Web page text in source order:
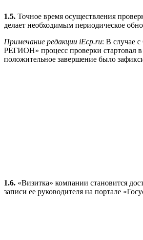
1.5. Точное время осуществления
делает необходимым периодическое
Примечание редакции iEcp.ru: В случае
РЕГИОН» процесс проверки стартовал в
положительное завершение было
1.6. «Визитка» компании становится
записи ее руководителя на портале